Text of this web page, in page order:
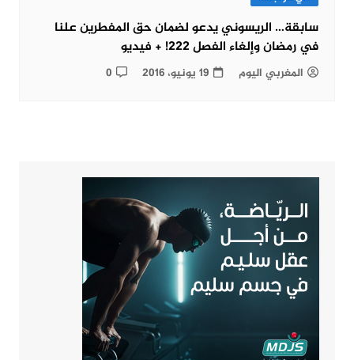
سابقة… الريسوني يدعو لضمان حق المفطرين علنا
في رمضان وإلغاء الفصل 222! + فيديو
المغربي اليوم 19 يونيو، 2016 0